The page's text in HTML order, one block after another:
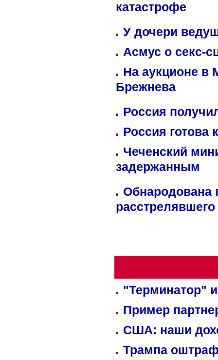
катастрофе
У дочери
Асмус о секс-
На аукционе в
Брежнева
Россия
Россия готова
Чеченский
задержанным
Обнародована
"Терминатор"
Пример
США: наши
Трампа